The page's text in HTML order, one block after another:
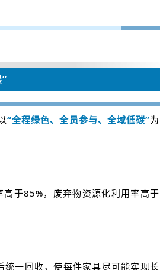
“全程绿色、全员参与、全域低碳”为
高于85%，废弃物资源化利用率高于
统一回收，使每件家具尽可能实现长